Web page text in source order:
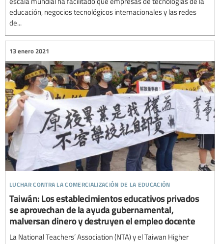
educación, negocios tecnológicos internacionales y las redes
de...
luchar contra la comercialización de la educación
13 enero 2021
Taiwán: Los establecimientos educativos privados
se aprovechan de la ayuda gubernamental,
malversan dinero y destruyen el empleo docente
La National Teachers’ Association (NTA) y el Taiwan Higher